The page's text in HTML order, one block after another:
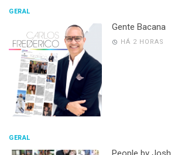
GERAL
Gente Bacana
HÁ 2 HORAS
GERAL